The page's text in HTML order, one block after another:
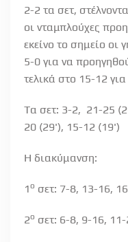
2-2 τα σετ,
οι νταμπλούχες
εκείνο το σημείο οι
5-0 για να
τελικά στο 15-12
Tα σετ: 3-2, 21-25
20 (29'), 15-12 (19')
Η διακύμανση:
1ο σετ: 7-8, 13-16,
2ο σετ: 6-8, 9-16,